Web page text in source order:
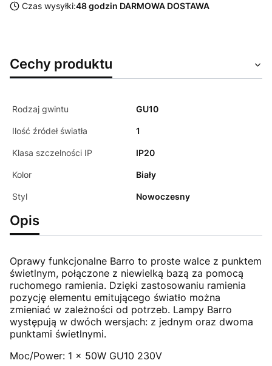
Czas wysyłki:48 godzin DARMOWA DOSTAWA
Cechy produktu
Rodzaj gwintu GU10
Ilość źródeł światła 1
Klasa szczelności IP IP20
Kolor Biały
Styl Nowoczesny
Opis
Oprawy funkcjonalne Barro to proste walce z punktem
świetlnym, połączone z niewielką bazą za pomocą
ruchomego ramienia. Dzięki zastosowaniu ramienia
pozycję elementu emitującego światło można
zmieniać w zależności od potrzeb. Lampy Barro
występują w dwóch wersjach: z jednym oraz dwoma
punktami świetlnymi.
Moc/Power: 1 x 50W GU10 230V